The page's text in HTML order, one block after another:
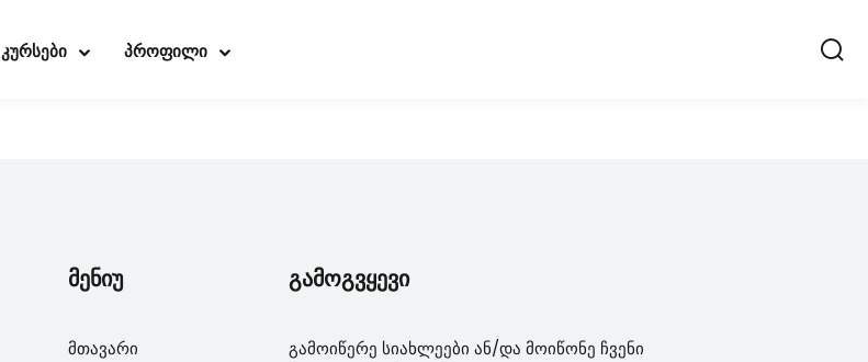
კურსები პროფილი
მენიუ
მთავარი
გამოგვყევი
გამოიწერე სიახლეები ან/და მოიწონე ჩვენი
Sign in